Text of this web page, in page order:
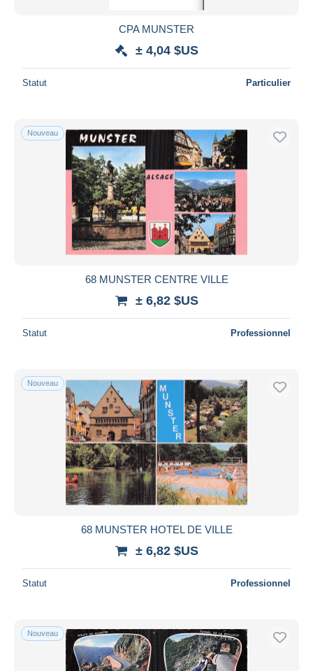
CPA MUNSTER
± 4,04 $US
Statut Particulier
Nouveau
68 MUNSTER CENTRE VILLE
± 6,82 $US
Statut Professionnel
Nouveau
68 MUNSTER HOTEL DE VILLE
± 6,82 $US
Statut Professionnel
Nouveau